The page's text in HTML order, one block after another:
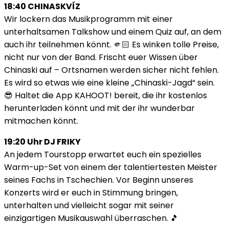
18:40 CHINASKVÍZ
Wir lockern das Musikprogramm mit einer
unterhaltsamen Talkshow und einem Quiz auf, an dem
auch ihr teilnehmen könnt. 🫵🏻 Es winken tolle Preise,
nicht nur von der Band. Frischt euer Wissen über
Chinaski auf – Ortsnamen werden sicher nicht fehlen.
Es wird so etwas wie eine kleine „Chinaski-Jagd“ sein.
😎 Haltet die App KAHOOT! bereit, die ihr kostenlos
herunterladen könnt und mit der ihr wunderbar
mitmachen könnt.
19:20 Uhr DJ FRIKY
An jedem Tourstopp erwartet euch ein spezielles
Warm-up-Set von einem der talentiertesten Meister
seines Fachs in Tschechien. Vor Beginn unseres
Konzerts wird er euch in Stimmung bringen,
unterhalten und vielleicht sogar mit seiner
einzigartigen Musikauswahl überraschen. 🎵